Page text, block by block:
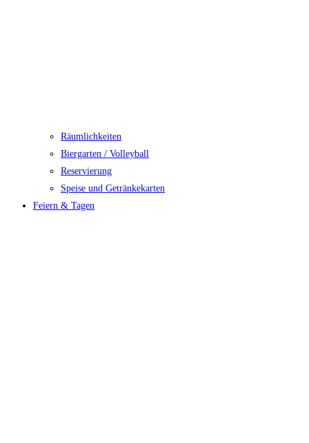
Räumlichkeiten
Biergarten / Volleyball
Reservierung
Speise und Getränkekarten
Feiern & Tagen